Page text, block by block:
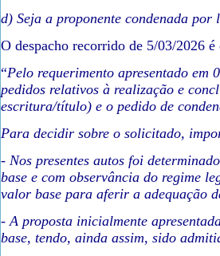
d) Seja a proponente condenada
O despacho recorrido de 5/03/2026 é
“Pelo requerimento apresentado em
pedidos relativos à realização e
escritura/título) e o pedido de
Para decidir sobre o solicitado,
- Nos presentes autos foi
base e com observância do regime
valor base para aferir a adequação
- A proposta inicialmente
base, tendo, ainda assim, sido